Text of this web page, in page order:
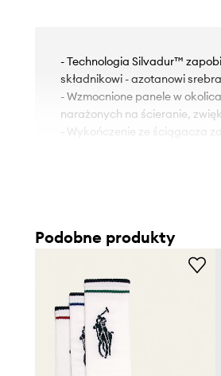
- Technologia Silvadur™
składnikowi - azotanowi
- Wzmocnione panele w
narażonych na ścieranie,
- Wykończenie ze ściągacza
Podobne produkty